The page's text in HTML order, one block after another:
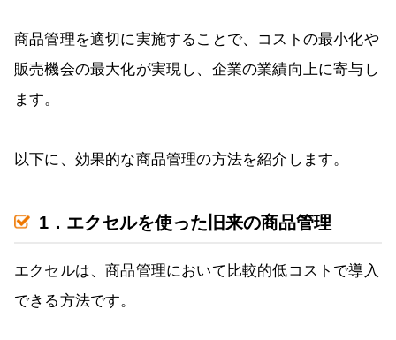
商品管理を適切に実施することで、コストの最小化や
販売機会の最大化が実現し、企業の業績向上に寄与し
ます。
以下に、効果的な商品管理の方法を紹介します。
1．エクセルを使った旧来の商品管理
エクセルは、商品管理において比較的低コストで導入
できる方法です。